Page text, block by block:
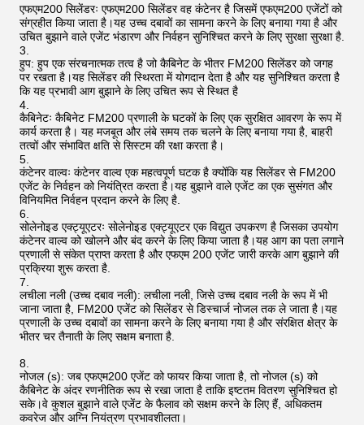
एफएम200 सिलेंडरः एफएम200 सिलेंडर वह कंटेनर है जिसमें एफएम200 एजेंटों को
संग्रहीत किया जाता है।यह उच्च दबावों का सामना करने के लिए बनाया गया है और
उचित बुझाने वाले एजेंट भंडारण और निर्वहन सुनिश्चित करने के लिए सुरक्षा सुरक्षा है.
हुप: हुप एक संरचनात्मक तत्व है जो कैबिनेट के भीतर FM200 सिलेंडर को जगह
पर रखता है।यह सिलेंडर की स्थिरता में योगदान देता है और यह सुनिश्चित करता है
कि यह प्रभावी आग बुझाने के लिए उचित रूप से स्थित है
कैबिनेटः कैबिनेट FM200 प्रणाली के घटकों के लिए एक सुरक्षित आवरण के रूप में
कार्य करता है। यह मजबूत और लंबे समय तक चलने के लिए बनाया गया है, बाहरी
तत्वों और संभावित क्षति से सिस्टम की रक्षा करता है।
कंटेनर वाल्वः कंटेनर वाल्व एक महत्वपूर्ण घटक है क्योंकि यह सिलेंडर से FM200
एजेंट के निर्वहन को नियंत्रित करता है।यह बुझाने वाले एजेंट का एक सुसंगत और
विनियमित निर्वहन प्रदान करने के लिए है.
सोलेनोइड एक्ट्यूएटरः सोलेनोइड एक्ट्यूएटर एक विद्युत उपकरण है जिसका उपयोग
कंटेनर वाल्व को खोलने और बंद करने के लिए किया जाता है।यह आग का पता लगाने
प्रणाली से संकेत प्राप्त करता है और एफएम 200 एजेंट जारी करके आग बुझाने की
प्रक्रिया शुरू करता है.
लचीला नली (उच्च दबाव नली): लचीला नली, जिसे उच्च दबाव नली के रूप में भी
जाना जाता है, FM200 एजेंट को सिलेंडर से डिस्चार्ज नोजल तक ले जाता है।यह
प्रणाली के उच्च दबावों का सामना करने के लिए बनाया गया है और संरक्षित क्षेत्र के
भीतर चर तैनाती के लिए सक्षम बनाता है.
नोजल (s): जब एफएम200 एजेंट को फायर किया जाता है, तो नोजल (s) को
कैबिनेट के अंदर रणनीतिक रूप से रखा जाता है ताकि इष्टतम वितरण सुनिश्चित हो
सके।वे कुशल बुझाने वाले एजेंट के फैलाव को सक्षम करने के लिए हैं, अधिकतम
कवरेज और अग्नि नियंत्रण प्रभावशीलता।